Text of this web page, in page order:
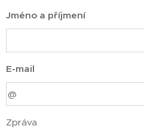
Jméno a příjmení
E-mail
Zpráva